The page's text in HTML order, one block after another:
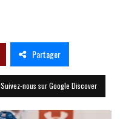
Partager
Suivez-nous sur Google Discover